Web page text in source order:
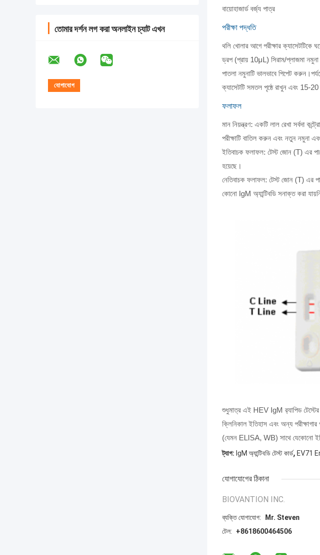
তোমার দর্শন লগ করা অনলাইন চ্যাট এখন
বায়োহাজার্ড বর্জ্য পাত্র
পরীক্ষা পদ্ধতি
থলি খোলার আগে পরীক্ষার ক্যাসেটটিকে
ড্রপ (প্রায় 10μL) সিরাম/প্লাজমা
পাতলা নমুনাটি ভালভাবে পিপেট
ক্যাসেটটি সমতল পৃষ্ঠে রাখুন এবং 15-
ফলাফল
মান নিয়ন্ত্রণ: একটি লাল রেখা সর্বদা
পরীক্ষাটি বাতিল করুন এবং নতুন নমুনা
ইতিবাচক ফলাফল: টেস্ট জোন (T) এর
হয়েছে।
নেতিবাচক ফলাফল: টেস্ট জোন (T) এর
কোনো IgM অ্যান্টিবডি সনাক্ত করা
শুধুমাত্র এই HEV IgM র‌্যাপিড
ক্লিনিকাল ইতিহাস এবং অন্য
(যেমন ELISA, WB) সাথে যেকোনো
ট্যাগ: IgM অ্যান্টিবডি টেস্ট কার্ড, EV71
যোগাযোগের ঠিকানা
BIOVANTION INC.
ব্যক্তি যোগাযোগ:
Mr. Steven
টেল:
+8618600464506